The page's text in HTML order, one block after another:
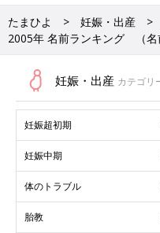
たまひよ 妊娠・出産
2005年 名前ランキング （名
妊娠・出産 カテゴリ
妊娠超初期
妊娠中期
体のトラブル
胎教